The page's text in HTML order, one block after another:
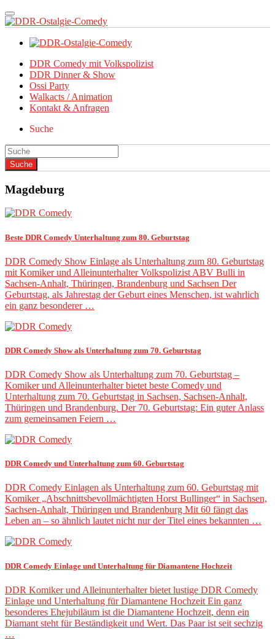
DDR Comedy mit Volkspolizist
DDR Dinner & Show
Ossi Party
Walkacts / Animation
Kontakt & Anfragen
Suche
Magdeburg
Beste DDR Comedy Unterhaltung zum 80. Geburtstag
DDR Comedy Show Einlage als Unterhaltung zum 80. Geburtstag
mit Komiker und Alleinunterhalter Volkspolizist ABV Bulli in
Sachsen-Anhalt, Thüringen, Brandenburg und Sachsen Der
Geburtstag, als Jahrestag der Geburt eines Menschen, ist wahrlich
ein ganz besonderer …
DDR Comedy Show als Unterhaltung zum 70. Geburtstag
DDR Comedy Show als Unterhaltung zum 70. Geburtstag –
Komiker und Alleinunterhalter bietet beste Comedy und
Unterhaltung zum 70. Geburtstag in Sachsen, Sachsen-Anhalt,
Thüringen und Brandenburg. Der 70. Geburtstag: Ein guter Anlass
zum gemeinsamen Feiern …
DDR Comedy und Unterhaltung zum 60. Geburtstag
DDR Comedy Einlagen als Unterhaltung zum 60. Geburtstag mit
Komiker „Abschnittsbevollmächtigten Horst Bullinger“ in Sachsen,
Sachsen-Anhalt, Thüringen und Brandenburg Mit 60 fängt das
Leben an – so ähnlich lautet nicht nur der Titel eines bekannten …
DDR Comedy Einlage und Unterhaltung für Diamantene Hochzeit
DDR Komiker und Alleinunterhalter bietet lustige DDR Comedy
Einlage und Unterhaltung für Diamantene Hochzeit Ein ganz
besonderes Ehejubiläum ist die Diamantene Hochzeit, denn ein
Diamant steht für Beständigkeit und Wert. Das Paar ist seit sechzig
…